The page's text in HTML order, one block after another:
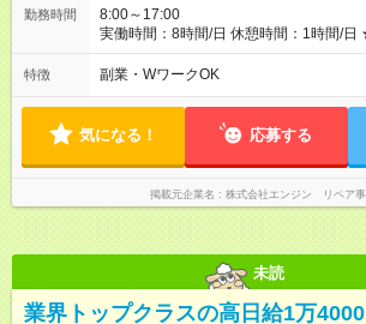
用期間の長さ：6ヶ月 ※ 雇用形態と給与
分があります。 雇用形態：本採用時と同
円 121勤務目から日給1万1，000円～ と
::::: ::::: ::::: ::::: ::::: ::::::
勤務時間
8:00～17:00
実働時間：8時間/日 休憩時間：1時間/
★週5日入れる方大歓迎！※日時相談OK
可能！ ＼毎月希望シフト提出で働きやすい！／ 毎月20日までに
OK
特徴 副業・WワークOK
気になる！ 応募する
掲載元企業名 株式会社エンジン リペア
未読
業界トップクラスの高日給1万